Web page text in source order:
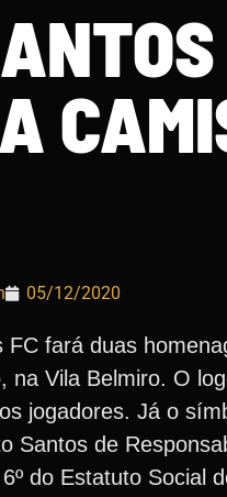
05/12/2020
FC fará duas
na Vila Belmiro. O
jogadores. Já o
Santos de
do Estatuto Social